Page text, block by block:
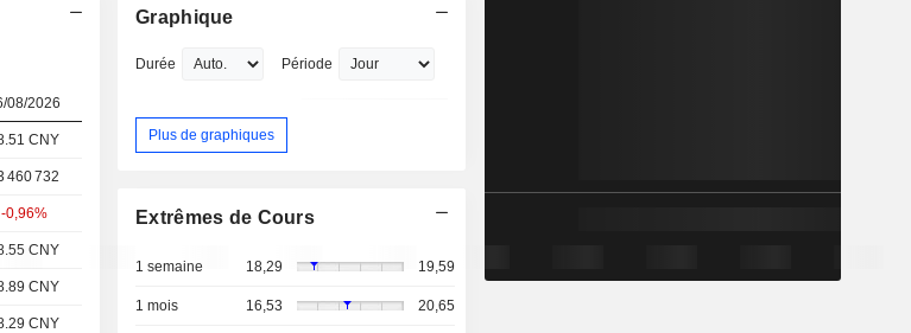
08/2026
CNY
460 732
-0,96%
CNY
CNY
CNY
Graphique
Durée Période
Plus de graphiques
Extrêmes de Cours
1 semaine 18,29 19,59
1 mois 16,53 20,65